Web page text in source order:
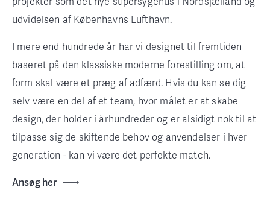
udvidelsen af Københavns Lufthavn.
I mere end hundrede år har vi designet til fremtiden
baseret på den klassiske moderne forestilling om, at
form skal være et præg af adfærd. Hvis du kan se dig
selv være en del af et team, hvor målet er at skabe
design, der holder i århundreder og er alsidigt nok til at
tilpasse sig de skiftende behov og anvendelser i hver
generation - kan vi være det perfekte match.
Ansøg her